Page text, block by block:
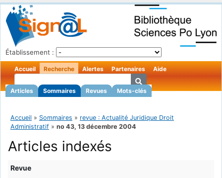
Établissement :
Accueil Recherche
Articles Sommaires Revues Mots-clés
Alertes Partenaires Aide
Accueil » Sommaires » revue : Actualité Juridique Droit
Administratif » no 43, 13 décembre 2004
Articles indexés
Revue